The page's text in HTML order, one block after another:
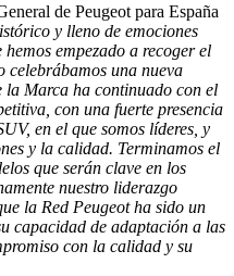
de Peugeot para España
y lleno de emociones
empezado a recoger el
celebrábamos una nueva
Marca ha continuado con el
con una fuerte presencia
en el que somos líderes, y
y la calidad. Terminamos el
que serán clave en los
nuestro liderazgo
la Red Peugeot ha sido un
capacidad de adaptación a las
con la calidad y su